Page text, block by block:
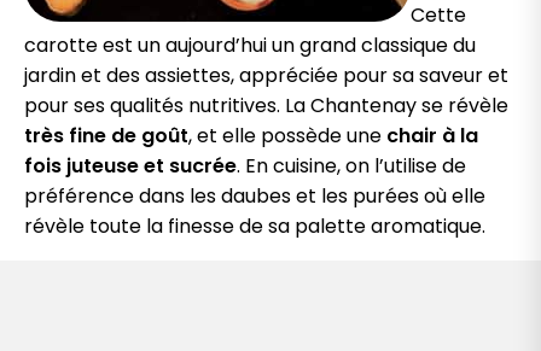
Cette
carotte est un aujourd’hui un grand classique du
jardin et des assiettes, appréciée pour sa saveur et
pour ses qualités nutritives. La Chantenay se révèle
très fine de goût, et elle possède une chair à la
fois juteuse et sucrée. En cuisine, on l’utilise de
préférence dans les daubes et les purées où elle
révèle toute la finesse de sa palette aromatique.